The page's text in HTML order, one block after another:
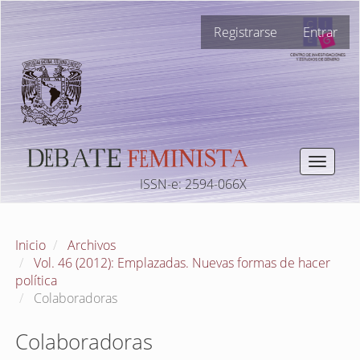
Navegación
principal
Contenido
principal
Barra
lateral
Registrarse Entrar
Toggle
ISSN-e: 2594-066X
Inicio
Archivos
Vol. 46 (2012): Emplazadas. Nuevas formas de hacer
política
Colaboradoras
Colaboradoras